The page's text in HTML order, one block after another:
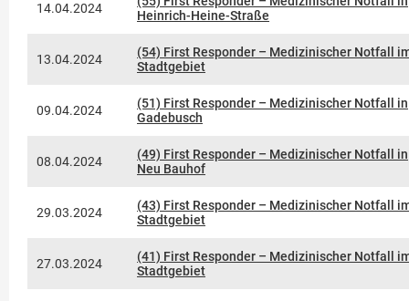
14.04.2024
Heinrich-Heine-Straße
13.04.2024
(54) First Responder – Medizinischer Notfall
Stadtgebiet
09.04.2024
(51) First Responder – Medizinischer Notfall in
Gadebusch
08.04.2024
(49) First Responder – Medizinischer Notfall in
Neu Bauhof
29.03.2024
(43) First Responder – Medizinischer Notfall
Stadtgebiet
27.03.2024
(41) First Responder – Medizinischer Notfall
Stadtgebiet